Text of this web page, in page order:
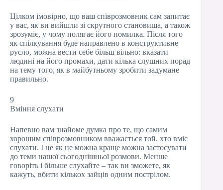
Цілком імовірно, що ваш співрозмовник сам запитає
у вас, як ви вийшли зі скрутного становища, а також
зрозуміє, у чому полягає його помилка. Після того
як спілкування буде направлено в конструктивне
русло, можна вести себе більш вільно: вказати
людині на його промахи, дати кілька слушних порад
на тему того, як в майбутньому зробити задумане
правильно.
9
Вміння слухати
Напевно вам знайоме думка про те, що самим
хорошим співрозмовником вважається той, хто вміє
слухати. І це як не можна краще можна застосувати
до теми нашої сьогоднішньої розмови. Менше
говоріть і більше слухайте – так ви зможете, як
кажуть, вбити кількох зайців одним пострілом.